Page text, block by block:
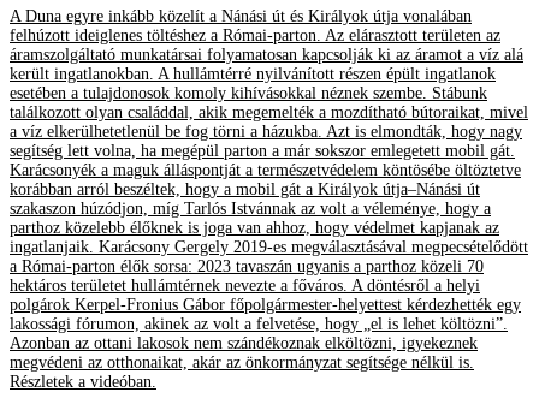
A Duna egyre inkább közelít a Nánási út és Királyok útja vonalában
felhúzott ideiglenes töltéshez a Római-parton. Az elárasztott területen az
áramszolgáltató munkatársai folyamatosan kapcsolják ki az áramot a víz alá
került ingatlanokban. A hullámtérré nyilvánított részen épült ingatlanok
esetében a tulajdonosok komoly kihívásokkal néznek szembe. Stábunk
találkozott olyan családdal, akik megemelték a mozdítható bútoraikat, mivel
a víz elkerülhetetlenül be fog törni a házukba. Azt is elmondták, hogy nagy
segítség lett volna, ha megépül parton a már sokszor emlegetett mobil gát.
Karácsonyék a maguk álláspontját a természetvédelem köntösébe öltöztetve
korábban arról beszéltek, hogy a mobil gát a Királyok útja–Nánási út
szakaszon húzódjon, míg Tarlós Istvánnak az volt a véleménye, hogy a
parthoz közelebb élőknek is joga van ahhoz, hogy védelmet kapjanak az
ingatlanjaik. Karácsony Gergely 2019-es megválasztásával megpecsételődött
a Római-parton élők sorsa: 2023 tavaszán ugyanis a parthoz közeli 70
hektáros területet hullámtérnek nevezte a főváros. A döntésről a helyi
polgárok Kerpel-Fronius Gábor főpolgármester-helyettest kérdezhették egy
lakossági fórumon, akinek az volt a felvetése, hogy „el is lehet költözni”.
Azonban az ottani lakosok nem szándékoznak elköltözni, igyekeznek
megvédeni az otthonaikat, akár az önkormányzat segítsége nélkül is.
Részletek a videóban.